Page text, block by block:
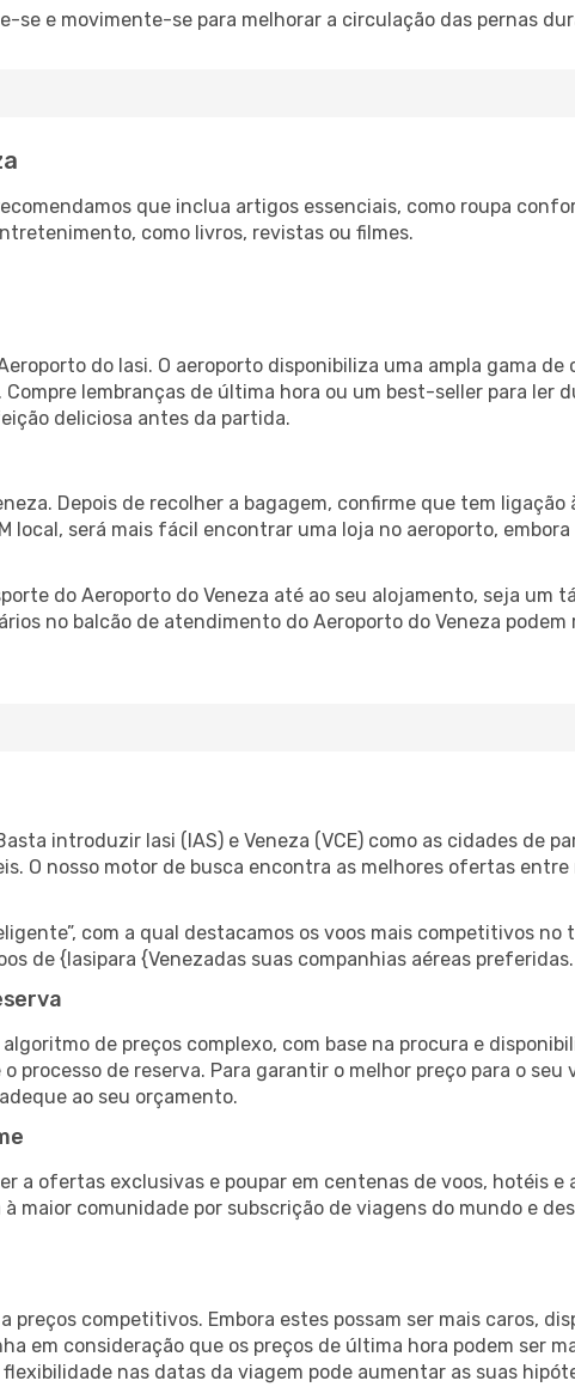
se e movimente-se para melhorar a circulação das pernas
que inclua artigos essenciais, como roupa
como livros, revistas ou filmes.
do Iasi. O aeroporto disponibiliza uma ampla gama
lembranças de última hora ou um best-seller para ler
deliciosa antes da partida.
Depois de recolher a bagagem, confirme que tem
local, será mais fácil encontrar uma loja no aeroporto,
do Aeroporto do Veneza até ao seu alojamento, seja um
no balcão de atendimento do Aeroporto do Veneza podem
introduzir Iasi (IAS) e Veneza (VCE) como as cidades de
O nosso motor de busca encontra as melhores ofertas
com a qual destacamos os voos mais competitivos no
de {Iasipara {Venezadas suas companhias aéreas preferidas.
de preços complexo, com base na procura e
de reserva. Para garantir o melhor preço para o seu
ao seu orçamento.
a ofertas exclusivas e poupar em centenas de voos, hotéis e
maior comunidade por subscrição de viagens do mundo e
competitivos. Embora estes possam ser mais caros,
em consideração que os preços de última hora podem ser
nas datas da viagem pode aumentar as suas